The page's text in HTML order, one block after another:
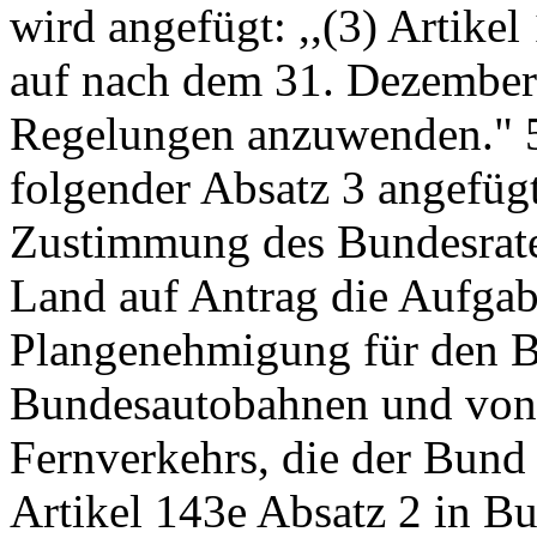
wird angefügt: ,,(3) Artikel
auf nach dem 31.
Regelungen
folgender Absatz 3
Zustimmung des
Land auf Antrag die
Plangenehmigung für den
Bundesautobahnen und
Fernverkehrs, die der
Artikel 143e Absatz 2 in